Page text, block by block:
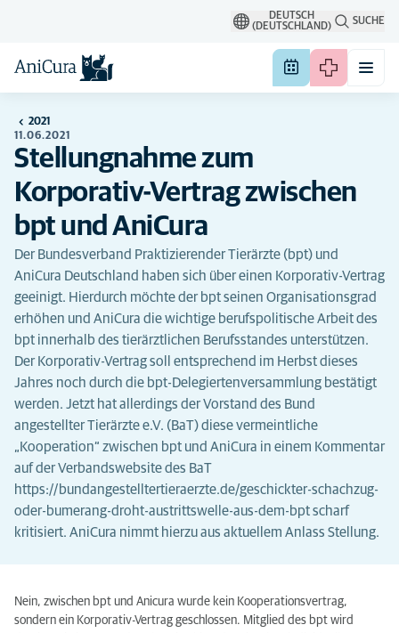
DEUTSCH
(DEUTSCHLAND)
SUCHE
2021
11.06.2021
Stellungnahme zum
Korporativ-Vertrag zwischen
bpt und AniCura
Der Bundesverband Praktizierender Tierärzte (bpt) und
AniCura Deutschland haben sich über einen Korporativ-Vertrag
geeinigt. Hierdurch möchte der bpt seinen Organisationsgrad
erhöhen und AniCura die wichtige berufspolitische Arbeit des
bpt innerhalb des tierärztlichen Berufsstandes unterstützen.
Der Korporativ-Vertrag soll entsprechend im Herbst dieses
Jahres noch durch die bpt-Delegiertenversammlung bestätigt
werden. Jetzt hat allerdings der Vorstand des Bund
angestellter Tierärzte e.V. (BaT) diese vermeintliche
„Kooperation“ zwischen bpt und AniCura in einem Kommentar
auf der Verbandswebsite des BaT
https://bundangestelltertieraerzte.de/geschickter-schachzug-
oder-bumerang-droht-austrittswelle-aus-dem-bpt scharf
kritisiert. AniCura nimmt hierzu aus aktuellem Anlass Stellung.
Nein, zwischen bpt und Anicura wurde kein Kooperationsvertrag,
sondern ein Korporativ-Vertrag geschlossen. Mitglied des bpt wird